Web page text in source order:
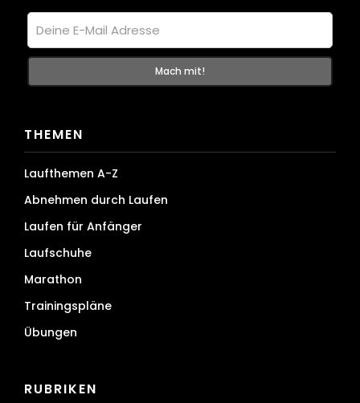
THEMEN
Laufthemen A-Z
Abnehmen durch Laufen
Laufen für Anfänger
Laufschuhe
Marathon
Trainingspläne
Übungen
RUBRIKEN